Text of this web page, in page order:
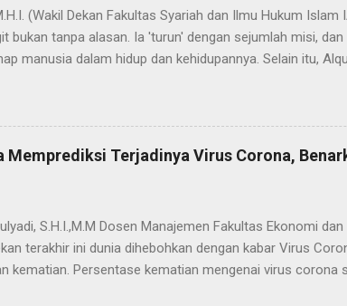
(Wakil Dekan Fakultas Syariah dan Ilmu Hukum
bukan tanpa alasan. Ia 'turun' dengan sejumlah misi,
manusia dalam hidup dan kehidupannya. Selain itu,
berlebihan apabila dinyatakan bahwa proses
Nabi SAW hijrah dari Mekah ke Yatsrib. Itu sebabnya
Madinah Munawwarah (kota/peradaban yg
"transmisi cahaya" yang secara kasat mata
adanya u...
Memprediksi Terjadinya Virus Corona,
S.H.I.,M.M Dosen Manajemen Fakultas Ekonomi
terakhir ini dunia dihebohkan dengan kabar Virus
kematian. Persentase kematian mengenai virus corona